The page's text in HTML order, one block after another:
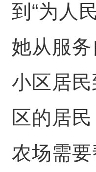
到“为人
她从服
小区居
区的居
农场需要